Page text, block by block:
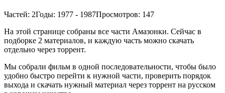
Частей: 2Годы: 1977 - 1987Просмотров: 147
На этой странице собраны все части Амазонки. Сейчас в
подборке 2 материалов, и каждую часть можно скачать
отдельно через торрент.
Мы собрали фильм в одной последовательности, чтобы было
удобно быстро перейти к нужной части, проверить порядок
выхода и скачать нужный материал через торрент на русском